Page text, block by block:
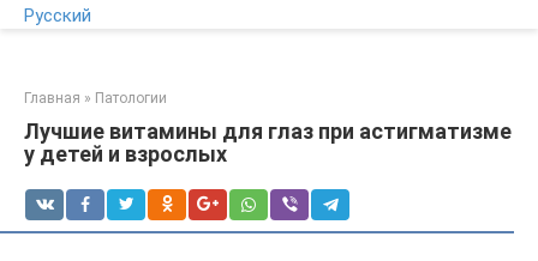
Русский
Главная » Патологии
Лучшие витамины для глаз при астигматизме
у детей и взрослых